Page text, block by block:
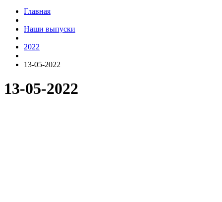
Главная
Наши выпуски
2022
13-05-2022
13-05-2022